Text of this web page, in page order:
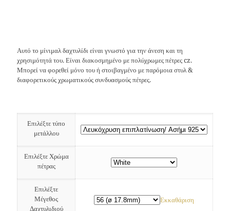
Αυτό το μίνιμαλ δαχτυλίδι είναι γνωστό για την άνεση και τη
χρησιμότητά του. Είναι διακοσμημένο με πολύχρωμες πέτρες cz.
Μπορεί να φορεθεί μόνο του ή στοιβαγμένο με παρόμοια στυλ &
διαφορετικούς χρωματικούς συνδυασμούς πέτρες.
Επιλέξτε τύπο
μετάλλου
Επιλέξτε Χρώμα
πέτρας
Επιλέξτε
Μέγεθος
Δαχτυλιδιού
Εκκαθάριση